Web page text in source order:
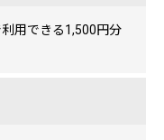
用できる1,500円分